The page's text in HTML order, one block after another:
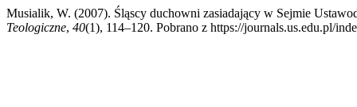
Musialik, W. (2007). Śląscy duchowni zasiadający w Sejmie
Teologiczne, 40(1), 114–120. Pobrano z https://journals.us.edu.pl/